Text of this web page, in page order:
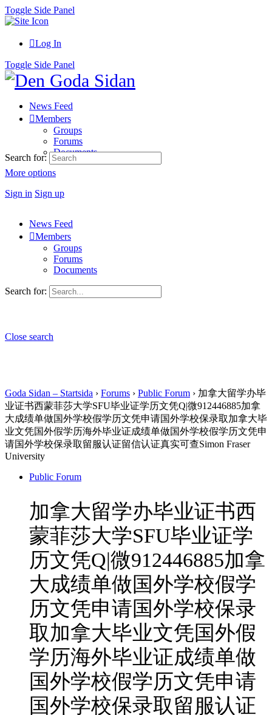
Toggle Side Panel
Log In
Toggle Side Panel
News Feed
Members
Groups
Forums
Documents
More options
Sign in Sign up
Search for:
News Feed
Members
Groups
Forums
Documents
Search for:
Close search
Goda Sidan – Startsida › Forums › Public Forum › 加拿大留学办毕
业证书西蒙菲莎大学SFU毕业证学历文凭Q|微912446885加拿
大成绩单做国外学校假学历文凭申请国外学校保录取加拿大毕
业文凭国外假学历海外毕业证成绩单做国外学校假学历文凭申
请国外学校保录取留服认证留信认证真实可查Simon Fraser
University
Public Forum
加拿大留学办毕业证书西
蒙菲莎大学SFU毕业证学
历文凭Q|微912446885加拿
大成绩单做国外学校假学
历文凭申请国外学校保录
取加拿大毕业文凭国外假
学历海外毕业证成绩单做
国外学校假学历文凭申请
国外学校保录取留服认证